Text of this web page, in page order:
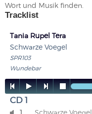
Wort und Musik finden.
Tracklist
Tania Rupel Tera
Schwarze Voegel
SPR103
Wundebar
   
CD 1
1. Schwarze Voegel